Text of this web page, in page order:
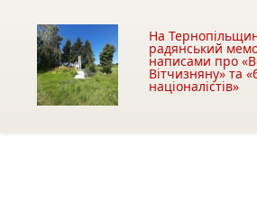
На
радянський
написами про
Вітчизняну» та
націоналістів»